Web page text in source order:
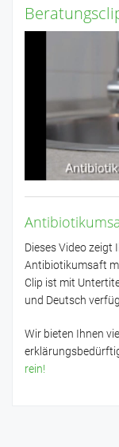
Dieses Video zeigt
Antibiotikumsaft
Clip ist mit
und Deutsch
Wir bieten Ihnen
rein!